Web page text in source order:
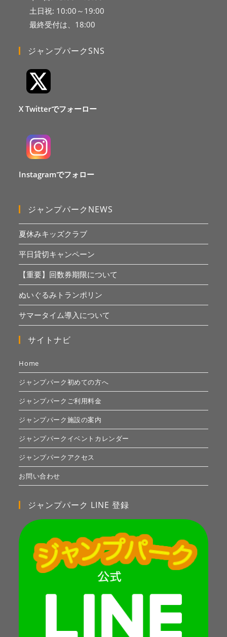
土日祝: 10:00～19:00
最終受付は、18:00
ジャンプパークSNS
X Twitterでフォーロー
Instagramでフォロー
ジャンプパークNEWS
夏休みキッズクラブ
平日貸切キャンペーン
【重要】回数券期限について
ぬいぐるみトランポリン
サマータイム導入について
サイトナビ
Home
ジャンプパーク初めての方へ
ジャンプパークご利用料金
ジャンプパーク施設の案内
ジャンプパークイベントカレンダー
ジャンプパークアクセス
お問い合わせ
ジャンプパーク LINE 登録